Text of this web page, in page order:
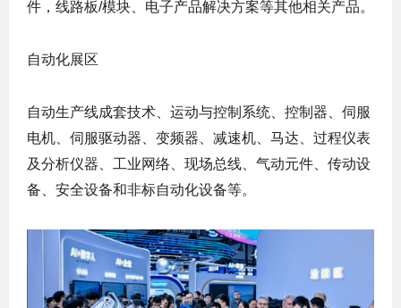
件，线路板/模块、电子产品解决方案等其他相关产品。
自动化展区
自动生产线成套技术、运动与控制系统、控制器、伺服
电机、伺服驱动器、变频器、减速机、马达、过程仪表
及分析仪器、工业网络、现场总线、气动元件、传动设
备、安全设备和非标自动化设备等。